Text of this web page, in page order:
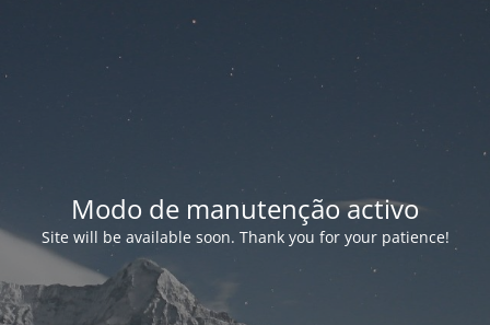
Modo de manutenção activo
Site will be available soon. Thank you for your patience!